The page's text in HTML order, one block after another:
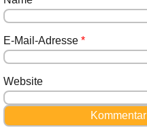
E-Mail-Adresse *
Website